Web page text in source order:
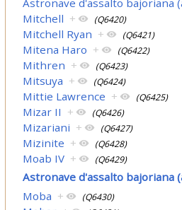
Mitchell + (Q6420)
Mitchell Ryan + (Q6421)
Mitena Haro + (Q6422)
Mithren + (Q6423)
Mitsuya + (Q6424)
Mittie Lawrence + (Q6425)
Mizar II + (Q6426)
Mizariani + (Q6427)
Mizinite + (Q6428)
Moab IV + (Q6429)
Astronave d'assalto bajoriana
Moba + (Q6430)